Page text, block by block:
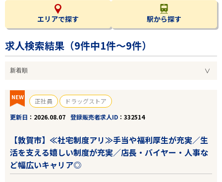
エリアで探す 駅から探す
求人検索結果（9件中1件～9件）
NEW 正社員
ドラッグストア
更新日
2026.08.07 登録販売者求人ID 332514
【敦賀市】≪社宅制度アリ≫手当や福利厚生が充実／生
活を支える嬉しい制度が充実／店長・バイヤー・人事な
ど幅広いキャリア◎